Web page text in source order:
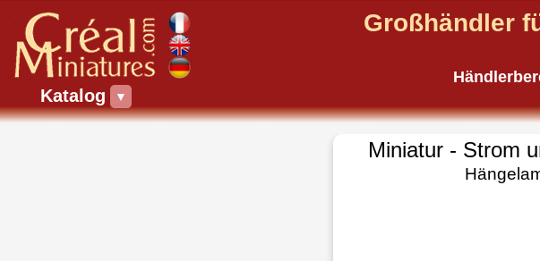
Katalog ▼
Großhändler
Miniatur - Strom